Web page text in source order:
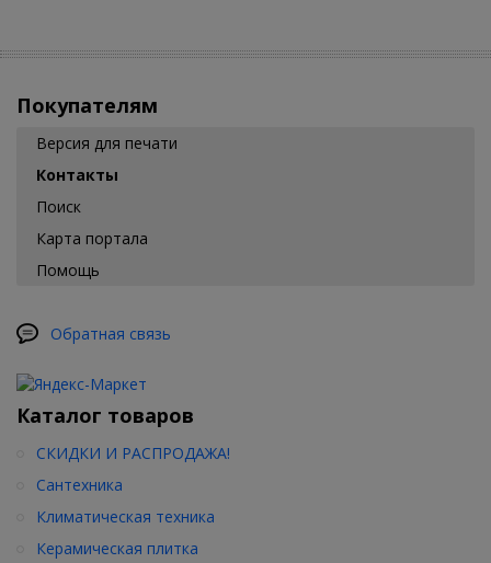
Покупателям
Версия для печати
Контакты
Поиск
Карта портала
Помощь
Обратная связь
Каталог товаров
СКИДКИ И РАСПРОДАЖА!
Сантехника
Климатическая техника
Керамическая плитка